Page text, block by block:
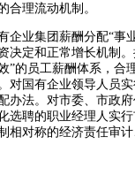
合理流动机制。
企业集团薪酬分配“事
决定和正常增长机制
”的员工薪酬体系，合
对国有企业领导人员
办法。对市委、市政
选聘的职业经理人实
相对称的经济责任审